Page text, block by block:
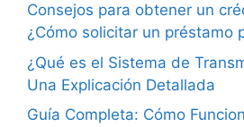
Consejos para obtener un
¿Cómo solicitar un préstamo
¿Qué es el Sistema de
Una Explicación Detallada
Guía Completa: Cómo